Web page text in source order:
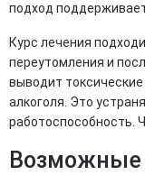
подход
Курс лечения
переутомления и
выводит
алкоголя. Это
работоспособность.
Возможные